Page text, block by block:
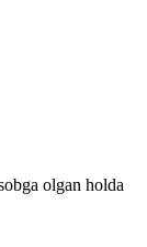
olgan holda